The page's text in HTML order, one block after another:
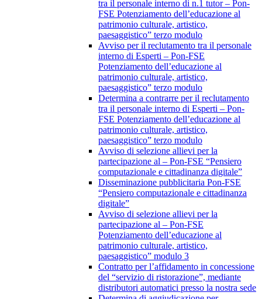
tra il personale interno di n.1 tutor – Pon-
FSE Potenziamento dell’educazione al
patrimonio culturale, artistico,
paesaggistico” terzo modulo
Avviso per il reclutamento tra il personale
interno di Esperti – Pon-FSE
Potenziamento dell’educazione al
patrimonio culturale, artistico,
paesaggistico” terzo modulo
Determina a contrarre per il reclutamento
tra il personale interno di Esperti – Pon-
FSE Potenziamento dell’educazione al
patrimonio culturale, artistico,
paesaggistico” terzo modulo
Avviso di selezione allievi per la
partecipazione al – Pon-FSE “Pensiero
computazionale e cittadinanza digitale”
Disseminazione pubblicitaria Pon-FSE
“Pensiero computazionale e cittadinanza
digitale”
Avviso di selezione allievi per la
partecipazione al – Pon-FSE
Potenziamento dell’educazione al
patrimonio culturale, artistico,
paesaggistico” modulo 3
Contratto per l’affidamento in concessione
del “servizio di ristorazione”, mediante
distributori automatici presso la nostra sede